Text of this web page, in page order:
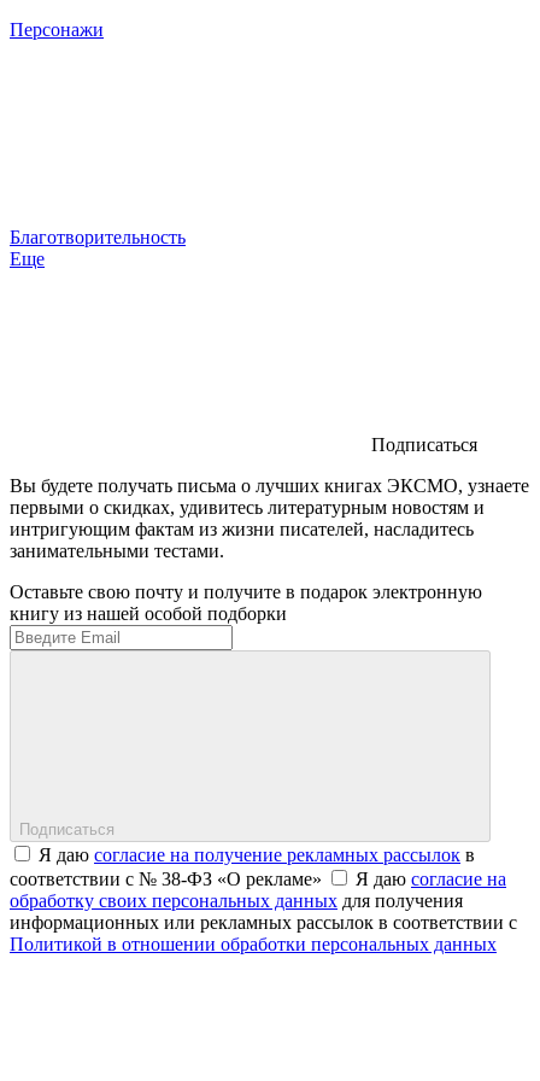
Персонажи
Благотворительность
Еще
Подписаться
Вы будете получать письма о лучших книгах ЭКСМО, узнаете
первыми о скидках, удивитесь литературным новостям и
интригующим фактам из жизни писателей, насладитесь
занимательными тестами.
Оставьте свою почту и получите в подарок электронную
книгу из нашей особой подборки
Подписаться
Я даю согласие на получение рекламных рассылок в
соответствии с № 38-ФЗ «О рекламе»
Я даю согласие на
обработку своих персональных данных для получения
информационных или рекламных рассылок в соответствии с
Политикой в отношении обработки персональных данных